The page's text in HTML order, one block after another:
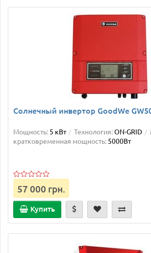
Солнечный инвертор GoodWe
Мощность: 5 кВт Технология:ON-GRID
кратковременная мощность: 5000Вт
57 000 грн.
Купить